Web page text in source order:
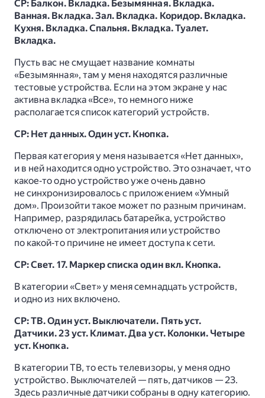
СР: Балкон. Вкладка. Безымянная. Вкладка.
Ванная. Вкладка. Зал. Вкладка. Коридор. Вкладка.
Кухня. Вкладка. Спальня. Вкладка. Туалет.
Вкладка.
Пусть вас не смущает название комнаты
«Безымянная», там у меня находятся различные
тестовые устройства. Если на этом экране у нас
активна вкладка «Все», то немного ниже
располагается список категорий устройств.
СР: Нет данных. Один уст. Кнопка.
Первая категория у меня называется «Нет данных»,
и в ней находится одно устройство. Это означает, что
какое‑то одно устройство уже очень давно
не синхронизировалось с приложением «Умный
дом». Произойти такое может по разным причинам.
Например, разрядилась батарейка, устройство
отключено от электропитания или устройство
по какой‑то причине не имеет доступа к сети.
СР: Свет. 17. Маркер списка один вкл. Кнопка.
В категории «Свет» у меня семнадцать устройств,
и одно из них включено.
СР: ТВ. Один уст. Выключатели. Пять уст.
Датчики. 23 уст. Климат. Два уст. Колонки. Четыре
уст. Кнопка.
В категории ТВ, то есть телевизоры, у меня одно
устройство. Выключателей — пять, датчиков — 23.
Здесь различные датчики собраны в одну категорию.